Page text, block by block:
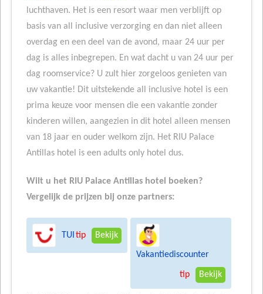
luchthaven. Het is een resort waar men verblijft op
basis van all inclusive verzorging en dan niet alleen
overdag en een deel van de avond, maar 24 uur per
dag is alles inbegrepen. En wat dacht u van 24 uur per
dag roomservice? U zult hier zorgeloos genieten van
uw vakantie! Dit uitstekende all inclusive hotel is een
prima keuze voor mensen die een vakantie zonder
kinderen willen, aangezien in dit hotel alleen mensen
van 18 jaar en ouder welkom zijn. Het RIU Palace
Antillas hotel is een adults only hotel dus.
Wilt u het RIU Palace Antillas hotel boeken?
Vergelijk de prijzen bij onze partners:
TUI Bekijk
tip
Vakantiediscounter
Bekijk
tip